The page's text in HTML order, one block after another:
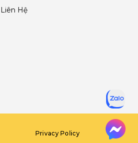
Liên Hệ
Privacy Policy